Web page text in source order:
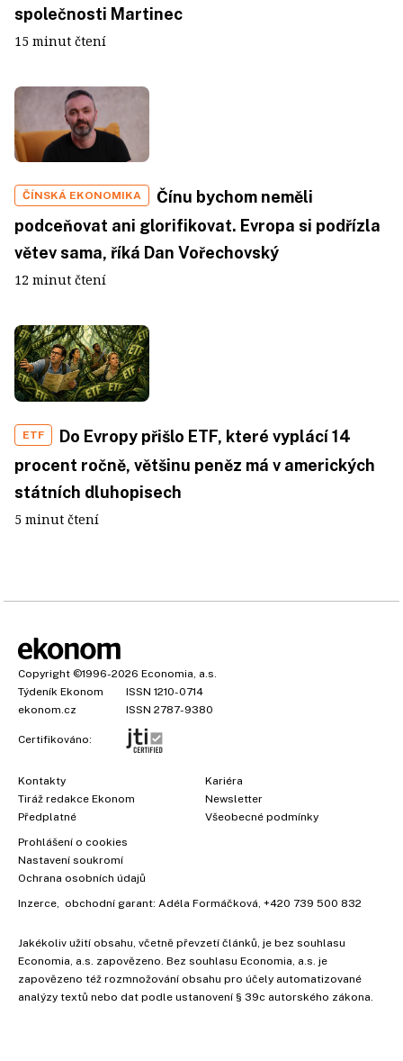
společnosti Martinec
15 minut čtení
ČÍNSKÁ EKONOMIKA
Čínu bychom neměli
podceňovat ani glorifikovat. Evropa si podřízla
větev sama, říká Dan Vořechovský
12 minut čtení
ETF
Do Evropy přišlo ETF, které vyplácí 14
procent ročně, většinu peněz má v amerických
státních dluhopisech
5 minut čtení
Copyright ©1996-2026 Economia, a.s.
Týdeník Ekonom
ISSN 1210-0714
ekonom.cz
ISSN 2787-9380
Certifikováno:
Kontakty
Tiráž redakce Ekonom
Předplatné
Kariéra
Newsletter
Všeobecné podmínky
Prohlášení o cookies
Nastavení soukromí
Ochrana osobních údajů
Inzerce , obchodní garant: Adéla Formáčková +420 739 500 832
Jakékoliv užití obsahu, včetně převzetí článků, je bez souhlasu
Economia, a.s. zapovězeno. Bez souhlasu Economia, a.s. je
zapovězeno též rozmnožování obsahu pro účely automatizované
analýzy textů nebo dat podle ustanovení § 39c autorského zákona.